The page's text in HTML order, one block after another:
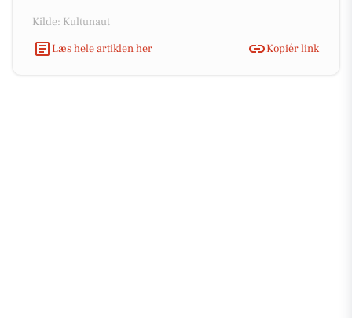
Kilde: Kultunaut
Læs hele artiklen her
Kopiér link